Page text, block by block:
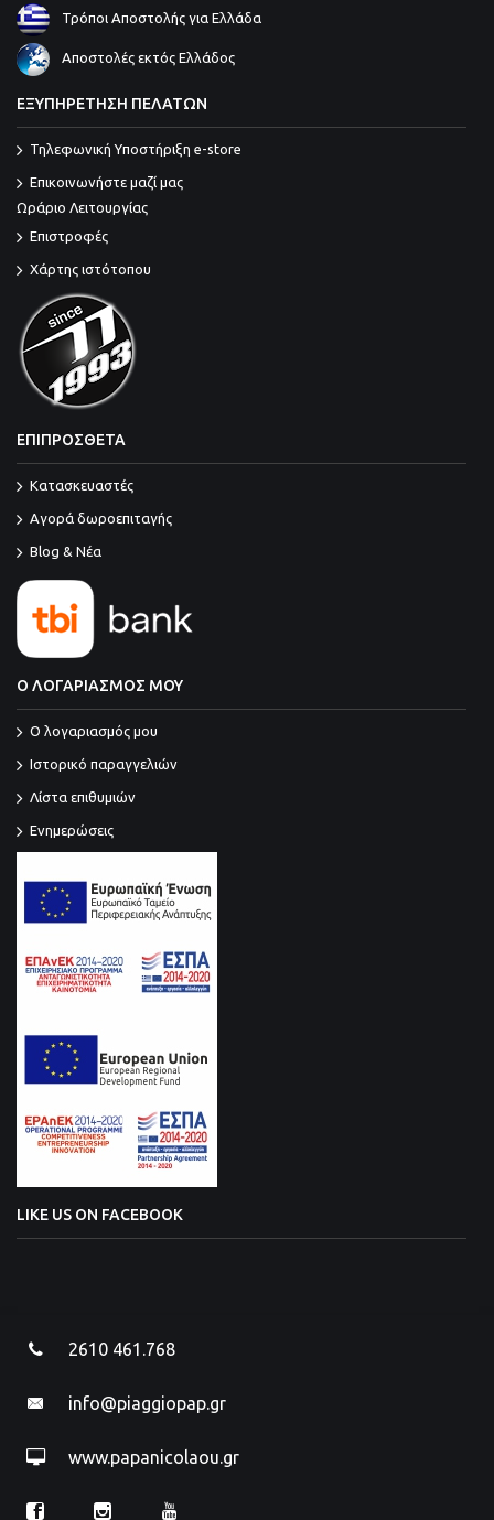
Τρόποι Αποστολής για Ελλάδα
Αποστολές εκτός Ελλάδος
ΕΞΥΠΗΡΕΤΗΣΗ ΠΕΛΑΤΩΝ
Τηλεφωνική Υποστήριξη e-store
Επικοινωνήστε μαζί μας
Ωράριο Λειτουργίας
Επιστροφές
Χάρτης ιστότοπου
ΕΠΙΠΡΟΣΘΕΤΑ
Κατασκευαστές
Αγορά δωροεπιταγής
Blog & Νέα
Ο ΛΟΓΑΡΙΑΣΜΟΣ ΜΟΥ
O λογαριασμός μου
Ιστορικό παραγγελιών
Λίστα επιθυμιών
Ενημερώσεις
LIKE US ON FACEBOOK
2610 461.768
info@piaggiopap.gr
www.papanicolaou.gr